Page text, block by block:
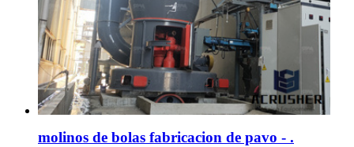
molinos de bolas fabricacion de pavo - .